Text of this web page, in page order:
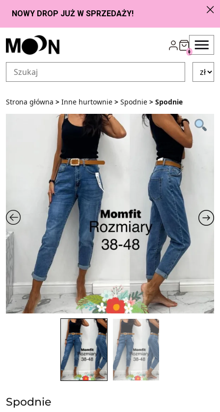
Przejdź do zawartości
0
Strona główna > Inne hurtownie > Spodnie > Spodnie
Spodnie